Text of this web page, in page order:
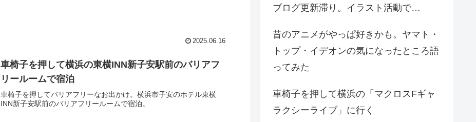
2025.06.16
車椅子を押して横浜の東横INN新子安駅前のバリアフ
リールームで宿泊
車椅子を押してバリアフリーなお出かけ。横浜市子安のホテル東横
INN新子安駅前のバリアフリールームで宿泊。
ブログ更新滞り。イラスト活動で…
昔のアニメがやっぱ好きかも。ヤマト・
トップ・イデオンの気になったところ語
ってみた
車椅子を押して横浜の「マクロスFギャ
ラクシーライブ」に行く